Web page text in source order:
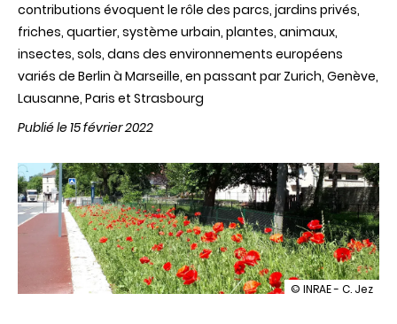
contributions évoquent le rôle des parcs, jardins privés,
friches, quartier, système urbain, plantes, animaux,
insectes, sols, dans des environnements européens
variés de Berlin à Marseille, en passant par Zurich, Genève,
Lausanne, Paris et Strasbourg
Publié le 15 février 2022
illustration
© INRAE - C. Jez